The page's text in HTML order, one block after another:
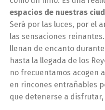
espacios de nuestras
Será por las luces, por el
las sensaciones
llenan de encanto
hasta la llegada de los
no frecuentamos acogen
en rincones entrañables
que detenerse a